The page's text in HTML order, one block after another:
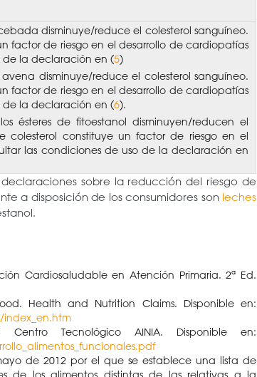
disminuye/reduce el colesterol sanguíneo.
factor de riesgo en el desarrollo de cardiopatías
de la declaración en (5)
disminuye/reduce el colesterol sanguíneo.
factor de riesgo en el desarrollo de cardiopatías
de la declaración en (6).
ésteres de fitoestanol disminuyen/reducen el
colesterol constituye un factor de riesgo en el
las condiciones de uso de la declaración en
sobre la reducción del riesgo de
a disposición de los consumidores son leches
Cardiosaludable en Atención Primaria. 2ª Ed.
Health and Nutrition Claims. Disponible en:
Tecnológico AINIA. Disponible en:
de 2012 por el que se establece una lista de